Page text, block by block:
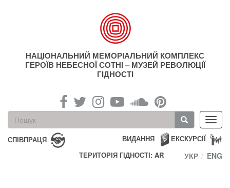
НАЦІОНАЛЬНИЙ МЕМОРІАЛЬНИЙ КОМПЛЕКС
ГЕРОЇВ НЕБЕСНОЇ СОТНІ – МУЗЕЙ РЕВОЛЮЦІЇ
ГІДНОСТІ
Пошукова
форма
Пошук
СПІВПРАЦЯ ЕКСКУРСІЇ
ВИДАННЯ
ТЕРИТОРІЯ ГІДНОСТІ: AR
УКР ENG